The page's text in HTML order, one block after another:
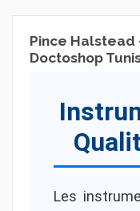
Pince Halstead
Doctoshop
Les